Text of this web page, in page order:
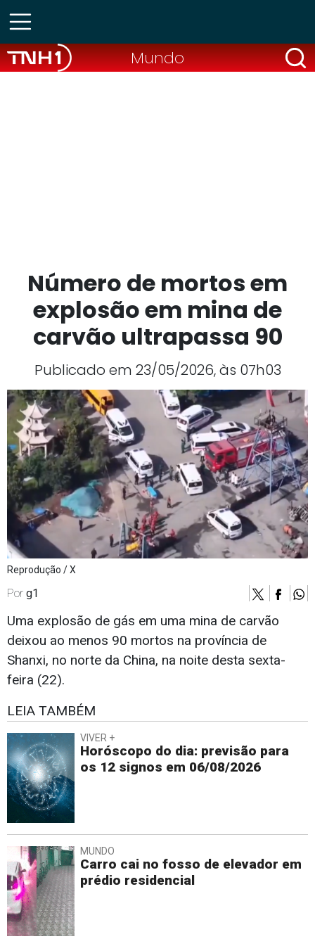
Mundo
Número de mortos em
explosão em mina de
carvão ultrapassa 90
Publicado em 23/05/2026, às 07h03
Reprodução / X
Por g1
Uma explosão de gás em uma mina de carvão
deixou ao menos 90 mortos na província de
Shanxi, no norte da China, na noite desta sexta-
feira (22).
LEIA TAMBÉM
VIVER +
Horóscopo do dia: previsão para
os 12 signos em 06/08/2026
MUNDO
Carro cai no fosso de elevador em
prédio residencial